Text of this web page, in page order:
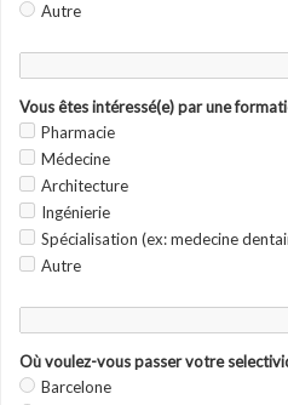
Autre
Vous êtes intéressé(e) par une
Pharmacie
Médecine
Architecture
Ingénierie
Spécialisation (ex: medecine
Autre
Où voulez-vous passer votre
Barcelone